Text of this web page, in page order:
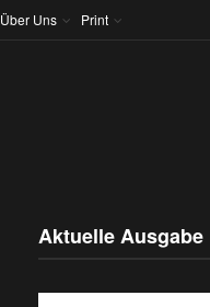
Über Uns Print
Aktuelle Ausgabe